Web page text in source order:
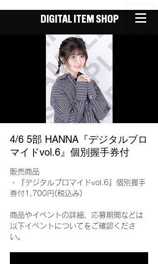
DIGITAL ITEM SHOP
4/6 5部 HANNA『デジタルブロ
マイドvol.6』個別握手券付
販売商品
・『デジタルブロマイドvol.6』個別握手
券付1,700円(税込み)
商品やイベントの詳細、応募期間などは
以下イベントについてをご確認くださ
い。